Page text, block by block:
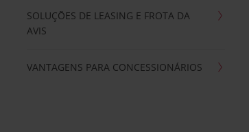
SOLUÇÕES DE LEASING E FROTA DA
AVIS
VANTAGENS PARA CONCESSIONÁRIOS